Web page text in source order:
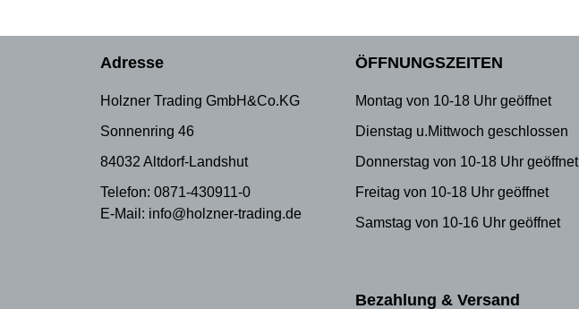
Adresse
Holzner Trading GmbH&Co.KG
Sonnenring 46
84032 Altdorf-Landshut
Telefon: 0871-430911-0
E-Mail: info@holzner-trading.de
ÖFFNUNGSZEITEN
Montag von 10-18 Uhr geöffnet
Dienstag u.Mittwoch geschlossen
Donnerstag von 10-18 Uhr geöffnet
Freitag von 10-18 Uhr geöffnet
Samstag von 10-16 Uhr geöffnet
Bezahlung & Versand